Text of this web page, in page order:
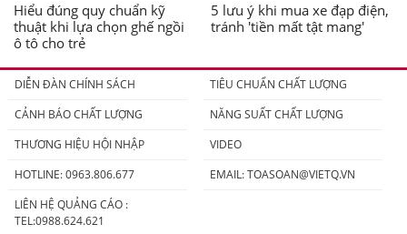
Hiểu đúng quy chuẩn kỹ
thuật khi lựa chọn ghế ngồi
ô tô cho trẻ
5 lưu ý khi mua xe đạp điện,
tránh 'tiền mất tật mang'
DIỄN ĐÀN CHÍNH SÁCH
TIÊU CHUẨN CHẤT LƯỢNG
CẢNH BÁO CHẤT LƯỢNG
NĂNG SUẤT CHẤT LƯỢNG
THƯƠNG HIỆU HỘI NHẬP
VIDEO
HOTLINE: 0963.806.677
EMAIL:TOASOAN@VIETQ.VN
LIÊN HỆ QUẢNG CÁO :
TEL:0988.624.621